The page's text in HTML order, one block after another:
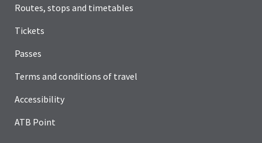
Routes, stops and timetables
Tickets
Passes
Terms and conditions of travel
Accessibility
ATB Point